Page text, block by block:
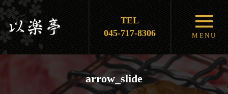
TEL
045-717-8306
MENU
arrow_slide